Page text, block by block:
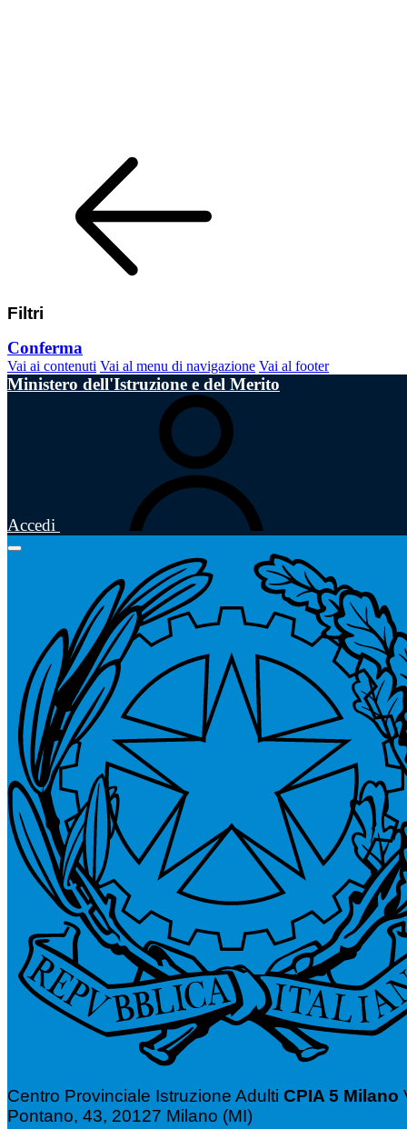
Filtri
Conferma
Vai ai contenuti Vai al menu di navigazione Vai al footer
Ministero dell'Istruzione e del Merito
Accedi
Centro Provinciale Istruzione Adulti CPIA 5 Milano
Pontano, 43, 20127 Milano (MI)